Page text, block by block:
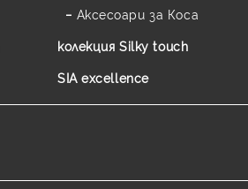
Аксесоари за Коса
колекция Silky touch
SIA excellence